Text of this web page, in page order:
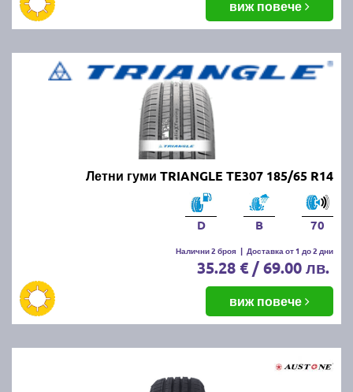
виж повече
Летни гуми TRIANGLE TE307 185/65 R14
D B 70
Налични 2 броя | Доставка от 1 до 2 дни
35.28 € / 69.00 лв.
виж повече